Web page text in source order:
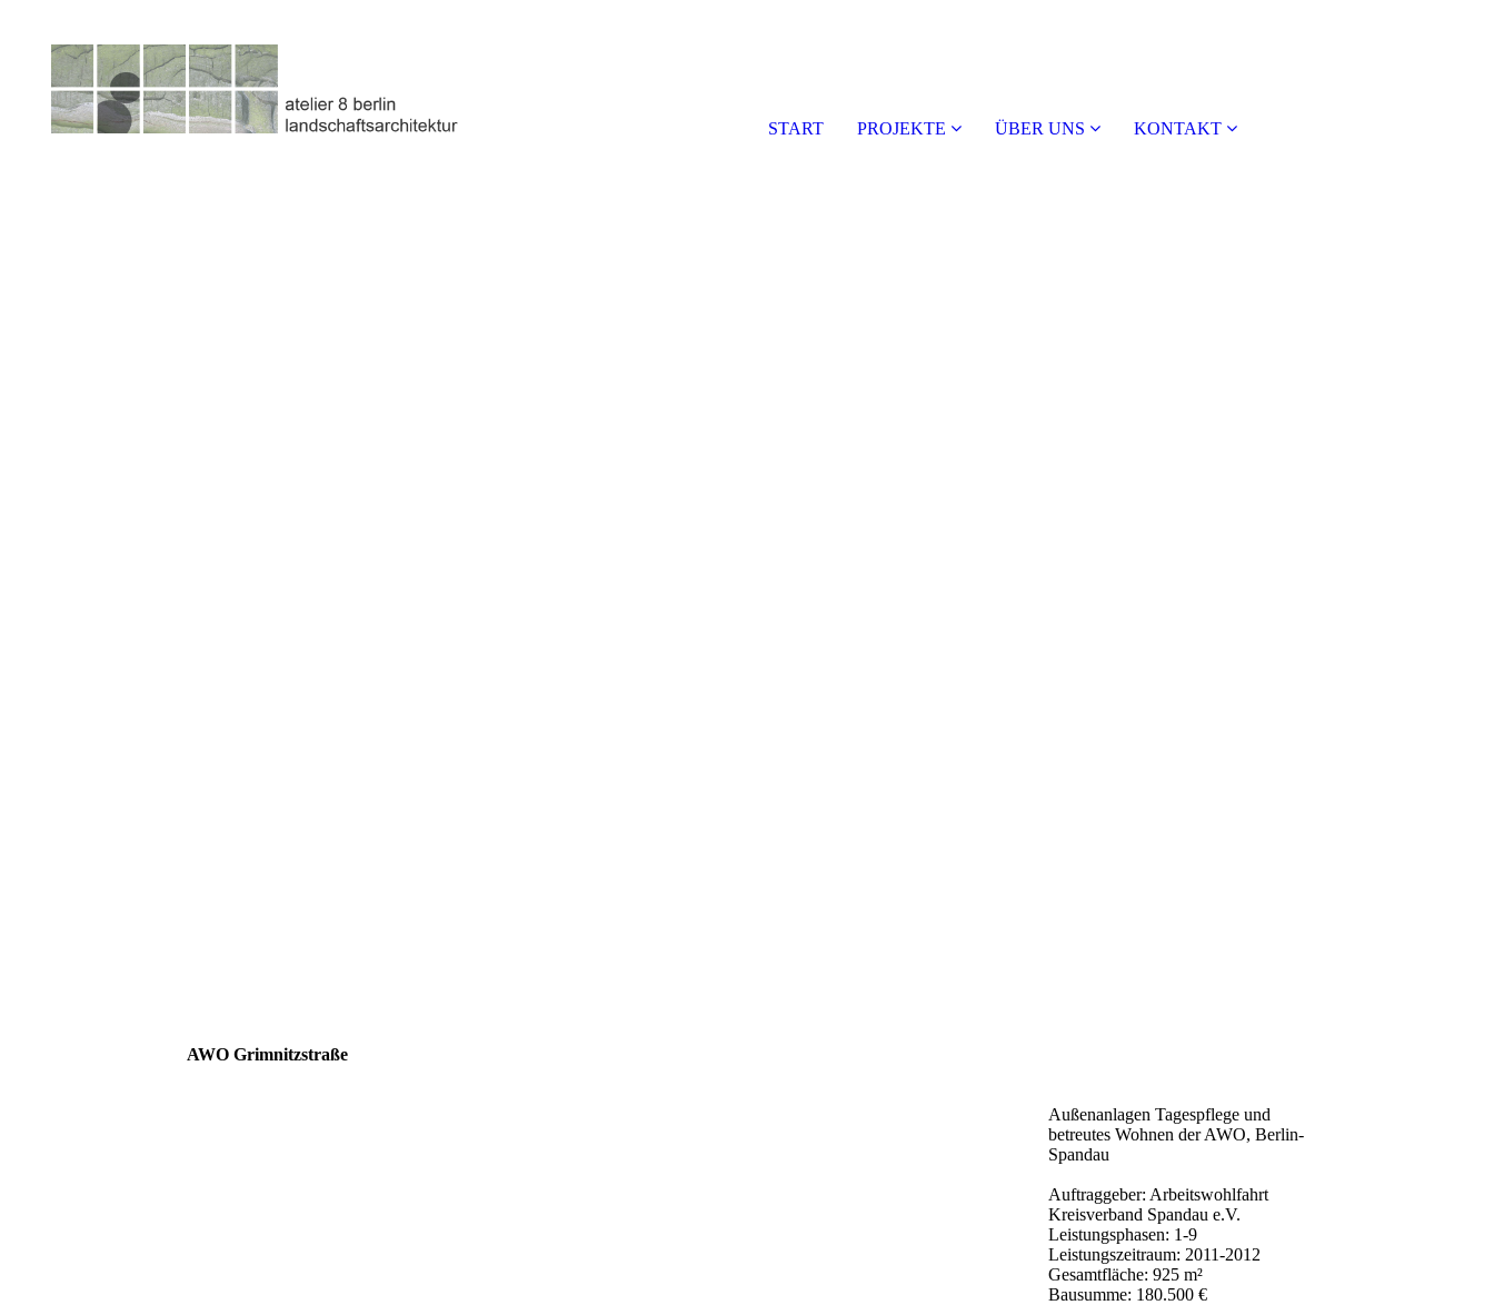
START PROJEKTE ÜBER UNS KONTAKT
AWO Grimnitzstraße
Außenanlagen Tagespflege und
betreutes Wohnen der AWO, Berlin-
Spandau
Auftraggeber: Arbeitswohlfahrt
Kreisverband Spandau e.V.
Leistungsphasen: 1-9
Leistungszeitraum: 2011-2012
Gesamtfläche: 925 m²
Bausumme: 180.500 €